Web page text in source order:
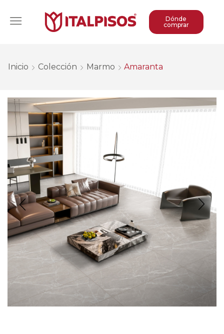
Dónde
comprar
Inicio Colección Marmo Amaranta